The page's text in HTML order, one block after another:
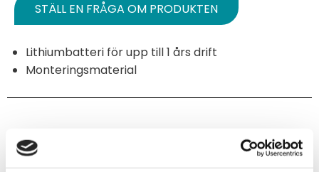
STÄLL EN FRÅGA OM PRODUKTEN
Lithiumbatteri för upp till 1 års drift
Monteringsmaterial
Omdömen